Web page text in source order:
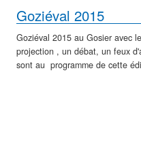
Goziéval 2015
Goziéval 2015 au Gosier avec
projection , un débat, un feux
sont au programme de cette